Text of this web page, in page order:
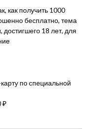
как получить 1000
бесплатно, тема
достигшего 18 лет, для
по специальной
₽